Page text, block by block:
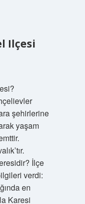
Ilçesi
şehirlerine
yaşam
İlçe
verdi:
en
Karesi